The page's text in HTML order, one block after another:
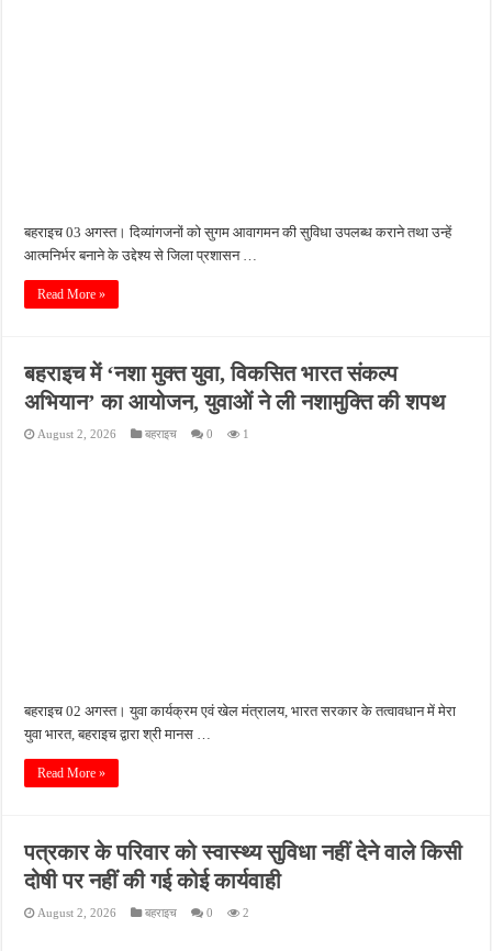
बहराइच 03 अगस्त। दिव्यांगजनों को सुगम आवागमन की सुविधा उपलब्ध कराने तथा उन्हें
आत्मनिर्भर बनाने के उद्देश्य से जिला प्रशासन …
Read More »
बहराइच में ‘नशा मुक्त युवा, विकसित भारत संकल्प
अभियान’ का आयोजन, युवाओं ने ली नशामुक्ति की शपथ
August 2, 2026 बहराइच 0 1
बहराइच 02 अगस्त। युवा कार्यक्रम एवं खेल मंत्रालय, भारत सरकार के तत्वावधान में मेरा
युवा भारत, बहराइच द्वारा श्री मानस …
Read More »
पत्रकार के परिवार को स्वास्थ्य सुविधा नहीं देने वाले किसी
दोषी पर नहीं की गई कोई कार्यवाही
August 2, 2026 बहराइच 0 2